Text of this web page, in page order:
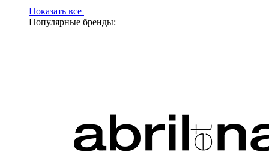
Показать все
Популярные бренды: